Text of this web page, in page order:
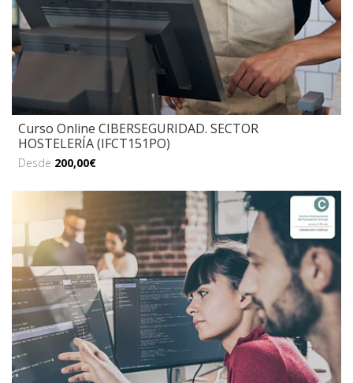
Curso Online CIBERSEGURIDAD. SECTOR
HOSTELERÍA (IFCT151PO)
Desde 200,00€